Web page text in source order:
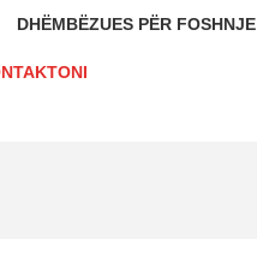
DHËMBËZUES PËR FOSHNJE